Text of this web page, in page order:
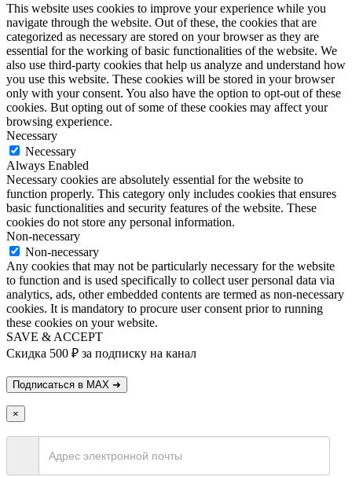
This website uses cookies to improve your experience while you
navigate through the website. Out of these, the cookies that are
categorized as necessary are stored on your browser as they are
essential for the working of basic functionalities of the website. We
also use third-party cookies that help us analyze and understand how
you use this website. These cookies will be stored in your browser
only with your consent. You also have the option to opt-out of these
cookies. But opting out of some of these cookies may affect your
browsing experience.
Necessary
Necessary
Always Enabled
Necessary cookies are absolutely essential for the website to
function properly. This category only includes cookies that ensures
basic functionalities and security features of the website. These
cookies do not store any personal information.
Non-necessary
Non-necessary
Any cookies that may not be particularly necessary for the website
to function and is used specifically to collect user personal data via
analytics, ads, other embedded contents are termed as non-necessary
cookies. It is mandatory to procure user consent prior to running
these cookies on your website.
SAVE & ACCEPT
Скидка 500 ₽ за подписку на канал
×